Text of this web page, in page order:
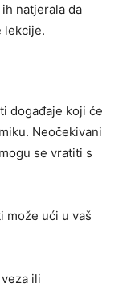
natjerala da
lekcije.
događaje koji će
Neočekivani
se vratiti s
može ući u vaš
ili